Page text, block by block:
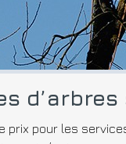
prix pour les